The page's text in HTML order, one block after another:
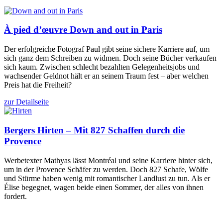
À pied d’œuvre Down and out in Paris
Der erfolgreiche Fotograf Paul gibt seine sichere Karriere auf, um
sich ganz dem Schreiben zu widmen. Doch seine Bücher verkaufen
sich kaum. Zwischen schlecht bezahlten Gelegenheitsjobs und
wachsender Geldnot hält er an seinem Traum fest – aber welchen
Preis hat die Freiheit?
zur Detailseite
Bergers Hirten – Mit 827 Schaffen durch die
Provence
Werbetexter Mathyas lässt Montréal und seine Karriere hinter sich,
um in der Provence Schäfer zu werden. Doch 827 Schafe, Wölfe
und Stürme haben wenig mit romantischer Landlust zu tun. Als er
Élise begegnet, wagen beide einen Sommer, der alles von ihnen
fordert.